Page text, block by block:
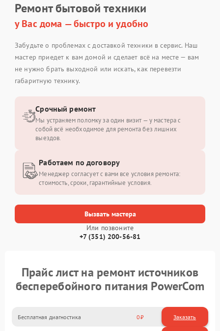
Ремонт бытовой техники
у Вас дома — быстро и удобно
Забудьте о проблемах с доставкой техники в сервис. Наш
мастер приедет к вам домой и сделает всё на месте — вам
не нужно брать выходной или искать, как перевезти
габаритную технику.
Вызвать мастера
Или позвоните
+7 (351) 200-56-81
Срочный ремонт
Мы устраняем поломку за один визит — у мастера с
собой всё необходимое для ремонта без лишних
выездов.
Работаем по договору
Менеджер согласует с вами все условия ремонта:
стоимость, сроки, гарантийные условия.
Прайс лист на ремонт источников
бесперебойного питания PowerCom
Бесплатная диагностика 0 Заказать